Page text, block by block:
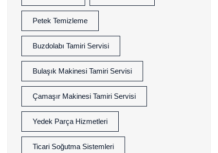
Petek Temizleme
Buzdolabı Tamiri Servisi
Bulaşık Makinesi Tamiri Servisi
Çamaşır Makinesi Tamiri Servisi
Yedek Parça Hizmetleri
Ticari Soğutma Sistemleri